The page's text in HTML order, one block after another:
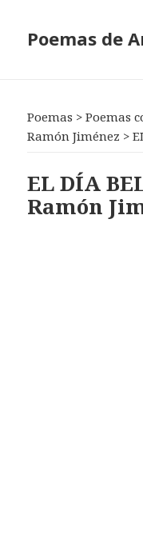
Poemas de
Poemas >Poemas
Ramón Jiménez >
EL DÍA
Ramón